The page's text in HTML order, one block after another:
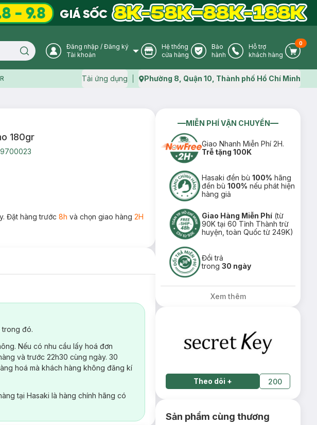
Search icon User Icon
Đăng nhập / Đăng ký
Tài khoản
Store Icon
Hệ thống
cửa hàng
Warranty Icon
Bảo
hành
Phone Icon
Hỗ trợ
khách hàng
Cart
0
Tải ứng dụng Map icon
Phường 8, Quận 10, Thành phố Hồ Chí Minh
180gr
Đặt hàng trước 8h và chọn giao hàng 2H
đó.
Nếu có nhu cầu lấy hoá đơn
và trước 22h30 cùng ngày. 30
hoá mà khách hàng không đăng kí
tại Hasaki là hàng chính hãng có
MIỄN PHÍ VẬN CHUYỂN
Giao Nhanh Miễn Phí 2H.
Trễ tặng 100K
Hasaki đền bù100% hãng
đền bù100% nếu phát hiện
hàng giả
Giao Hàng Miễn Phí (từ
90K tại 60 Tỉnh Thành trừ
huyện, toàn Quốc từ 249K)
Đổi trả
trong30 ngày
Xem thêm
Theo dõi + 200
Sản phẩm cùng thương